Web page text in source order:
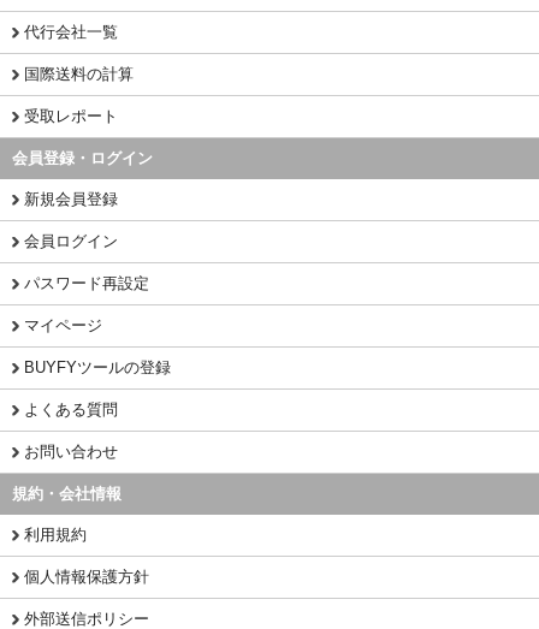
代行会社一覧
国際送料の計算
受取レポート
会員登録・ログイン
新規会員登録
会員ログイン
パスワード再設定
マイページ
BUYFYツールの登録
よくある質問
お問い合わせ
規約・会社情報
利用規約
個人情報保護方針
外部送信ポリシー